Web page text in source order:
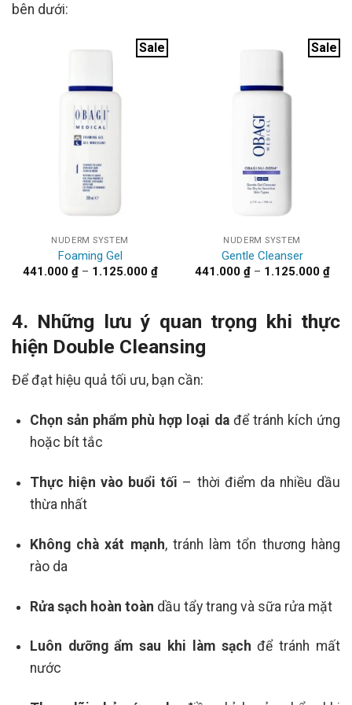
bên dưới:
Sale
NUDERM SYSTEM
Foaming Gel
441.000 ₫ – 1.125.000 ₫Khoảng
giá:
đến
1.125.000 ₫
Sale
NUDERM SYSTEM
Gentle Cleanser
441.000 ₫ – 1.125.000 ₫
giá:
đến
4. Những lưu ý quan trọng khi thực
hiện Double Cleansing
Để đạt hiệu quả tối ưu, bạn cần:
Chọn sản phẩm phù hợp loại dađể tránh kích ứng
hoặc bít tắc
Thực hiện vào buổi tối – thời điểm da nhiều dầu
thừa nhất
Không chà xát mạnh, tránh làm tổn thương hàng
rào da
Rửa sạch hoàn toàn dầu tẩy trang và sữa rửa mặt
Luôn dưỡng ẩm sau khi làm sạch để tránh mất
nước